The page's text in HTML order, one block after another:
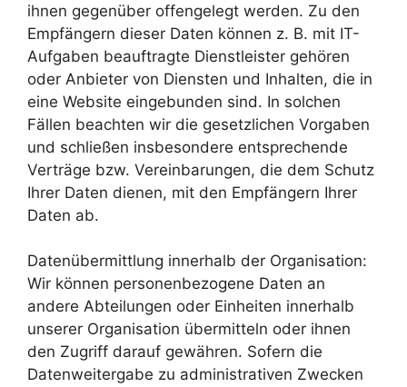
ihnen gegenüber offengelegt werden. Zu den
Empfängern dieser Daten können z. B. mit IT-
Aufgaben beauftragte Dienstleister gehören
oder Anbieter von Diensten und Inhalten, die in
eine Website eingebunden sind. In solchen
Fällen beachten wir die gesetzlichen Vorgaben
und schließen insbesondere entsprechende
Verträge bzw. Vereinbarungen, die dem Schutz
Ihrer Daten dienen, mit den Empfängern Ihrer
Daten ab.
Datenübermittlung innerhalb der Organisation:
Wir können personenbezogene Daten an
andere Abteilungen oder Einheiten innerhalb
unserer Organisation übermitteln oder ihnen
den Zugriff darauf gewähren. Sofern die
Datenweitergabe zu administrativen Zwecken